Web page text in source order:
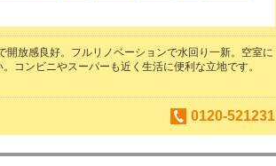
放感良好。フルリノベーションで水回り一新。空室に
コンビニやスーパーも近く生活に便利な立地です。
0120-521231